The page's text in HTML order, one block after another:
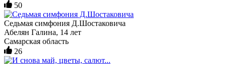
50
Седьмая симфония Д.Шостаковича
Абелян Галина, 14 лет
Самарская область
26